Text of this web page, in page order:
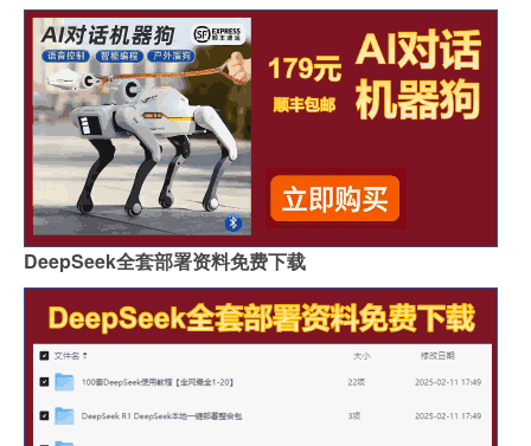
DeepSeek全套部署资料免费下载